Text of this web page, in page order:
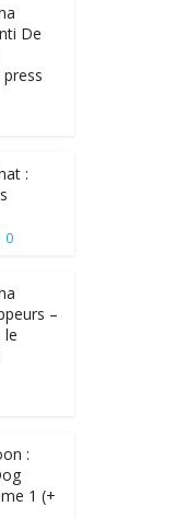
De
:
0
–
le
:
1 (+